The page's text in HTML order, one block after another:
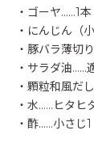
・ゴーヤ……1本
・にんじん（
・豚バラ薄切
・サラダ油……
・顆粒和風だ
・水……ヒタヒ
・酢……小さじ1